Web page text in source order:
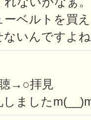
ーベルトを買
ないんですよ
→○拝見
しました